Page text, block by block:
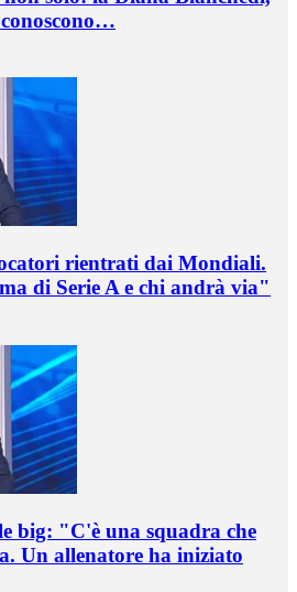
rientrati dai Mondiali.
di Serie A e chi andrà via"
big: "C'è una squadra che
Un allenatore ha iniziato